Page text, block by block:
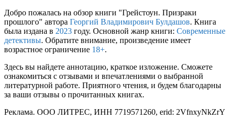
Добро пожалась на обзор книги "Грейстоун. Призраки
прошлого" автора Георгий Владимирович Булдашов. Книга
была издана в 2023 году. Основной жанр книги: Современные
детективы. Обратите внимание, произведение имеет
возрастное ограничение 18+.
Здесь вы найдете аннотацию, краткое изложение. Сможете
ознакомиться с отзывами и впечатлениями о выбранной
литературной работе. Приятного чтения, и будем благодарны
за ваши отзывы о прочитанных книгах.
Реклама. ООО ЛИТРЕС, ИНН 7719571260, erid: 2VfnxyNkZrY